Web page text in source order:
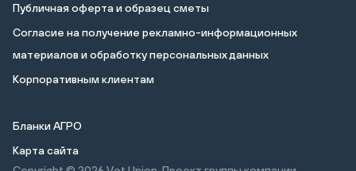
Публичная оферта и образец сметы
Cогласие на получение рекламно-информационных
материалов и обработку персональных данных
Корпоративным клиентам
Бланки АГРО
Карта сайта